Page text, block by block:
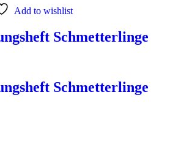
Add to wishlist
Schmetterlinge
Schmetterlinge